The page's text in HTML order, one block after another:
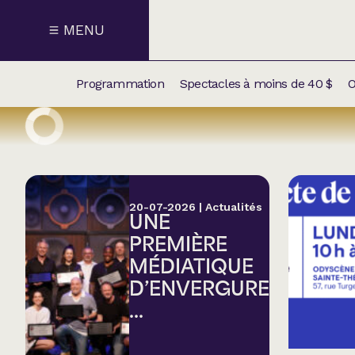
MENU
NOS
Humour
Programmation Spectacles à moins de 40 $
20-07-2026 | Actualités
UNE
PREMIÈRE
MÉDIATIQUE
D’ENVERGURE
...